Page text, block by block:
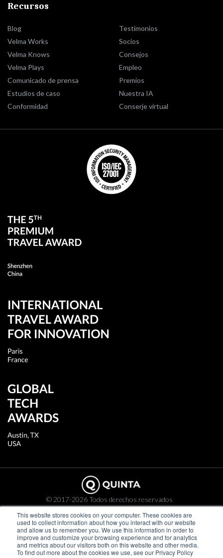
This website stores cookies on your computer. These cookies are
used to collect information about how you interact with our website
and allow us to remember you. We use this information in order to
improve and customize your browsing experience and for analytics
and metrics about our visitors both on this website and other media.
To find out more about the cookies we use, see our Privacy Policy
Recursos
Blog
Velma Works
Velma Knows
Velma Plays
Comunicado de prensa
Estudios de caso
Conformidad
Testimonios
Socios
Consejos
Empleo
Premios
Nuestra IA
Conserje virtual
© 2017-2026 Todos derechos reservados
Política de privacidad
Cookies
Newsletter